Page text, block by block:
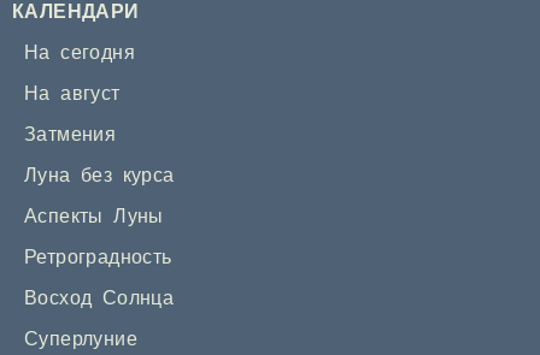
КАЛЕНДАРИ
На сегодня
На август
Затмения
Луна без курса
Аспекты Луны
Ретроградность
Восход Солнца
Суперлуние